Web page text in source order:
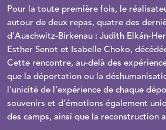
Pour la toute première fois, le
autour de deux repas, quatre des
d'Auschwitz-Birkenau : Judith Elkán-
Esther Senot et Isabelle Choko,
Cette rencontre, au-delà des
que la déportation ou la
l'unicité de l'expérience de chaque
souvenirs et d'émotions également
des camps, ainsi que la reconstruction